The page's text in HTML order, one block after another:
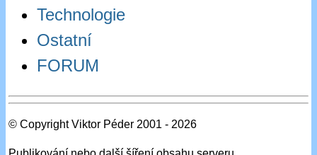
Technologie
Ostatní
FORUM
© Copyright Viktor Péder 2001 - 2026